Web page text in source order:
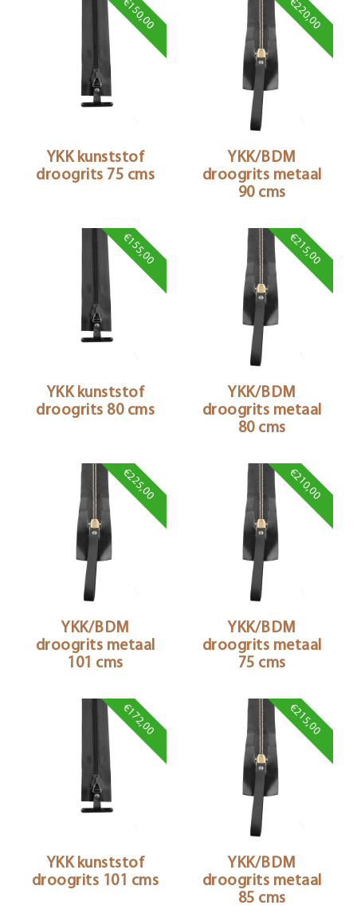
€150,00
YKK kunststof
droogrits 75 cms
€220,00
YKK/BDM
droogrits metaal
90 cms
€155,00
YKK kunststof
droogrits 80 cms
€215,00
YKK/BDM
droogrits metaal
80 cms
€225,00
YKK/BDM
droogrits metaal
101 cms
€210,00
YKK/BDM
droogrits metaal
75 cms
€172,00
YKK kunststof
droogrits 101 cms
€215,00
YKK/BDM
droogrits metaal
85 cms